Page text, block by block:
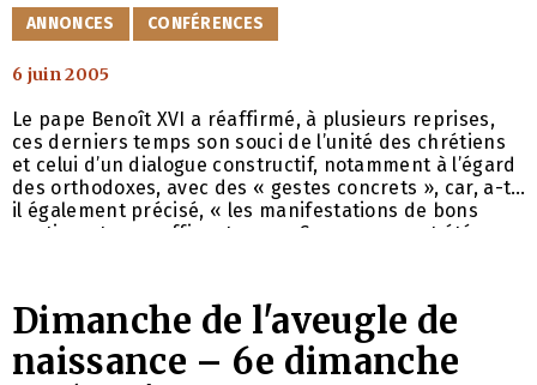
CATÉGORIES
ANNONCES CONFÉRENCES
6 juin 2005
Le pape Benoît XVI a réaffirmé, à plusieurs reprises,
ces derniers temps son souci de l’unité des chrétiens
et celui d’un dialogue constructif, notamment à l’égard
des orthodoxes, avec des « gestes concrets », car, a-t-
il également précisé, « les manifestations de bons
sentiments ne suffisent pas ». Ces propos ont été
Bruxelles. Le père
Dimanche de l'aveugle de
naissance – 6e dimanche